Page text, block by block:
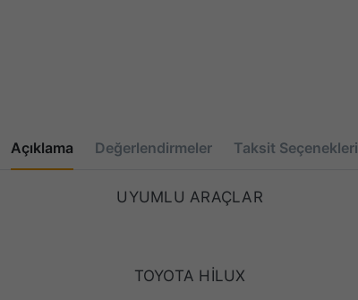
Açıklama Değerlendirmeler Taksit Seçenekleri
UYUMLU ARAÇLAR
TOYOTA HİLUX